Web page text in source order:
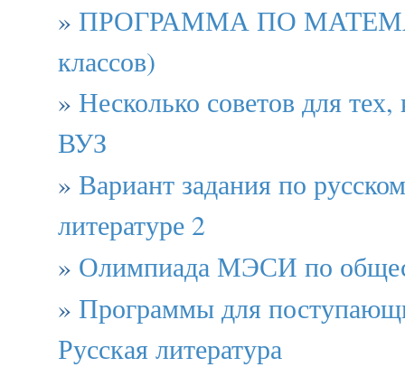
» ПРОГРАММА ПО
классов)
» Несколько советов для тех,
ВУЗ
» Вариант задания по
литературе 2
» Олимпиада МЭСИ по
» Программы для
Русская литература